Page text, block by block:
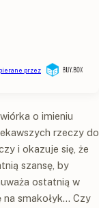
o imieniu
rzeczy do
i okazuje się, że
szansę, by
ostatnią w
na smakołyk… Czy